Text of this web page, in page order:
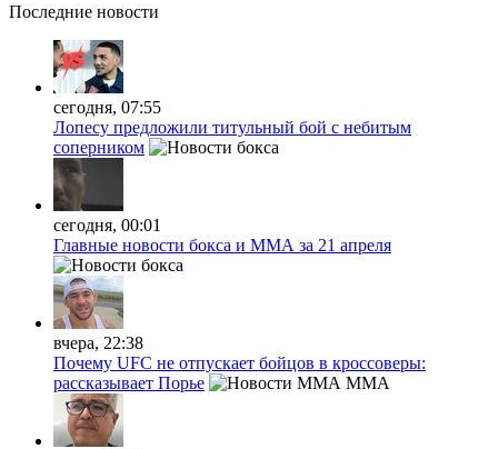
Последние новости
сегодня, 07:55
Лопесу предложили титульный бой с небитым
соперником
сегодня, 00:01
Главные новости бокса и ММА за 21 апреля
вчера, 22:38
Почему UFC не отпускает бойцов в кроссоверы:
рассказывает Порье
MMA